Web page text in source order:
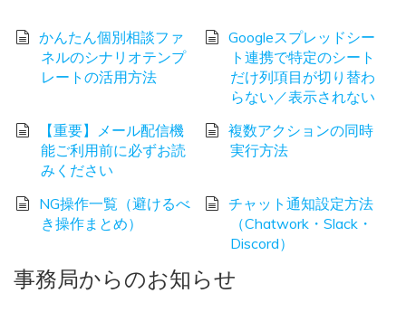
かんたん個別相談ファ
ネルのシナリオテンプ
レートの活用方法
Googleスプレッドシー
ト連携で特定のシート
だけ列項目が切り替わ
らない／表示されない
【重要】メール配信機
能ご利用前に必ずお読
みください
複数アクションの同時
実行方法
NG操作一覧（避けるべ
き操作まとめ）
チャット通知設定方法
（Chatwork・Slack・
Discord）
事務局からのお知らせ